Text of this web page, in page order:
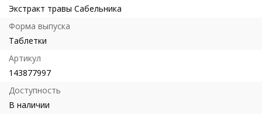
Экстракт травы Сабельника
Форма выпуска
Таблетки
Артикул
143877997
Доступность
В наличии